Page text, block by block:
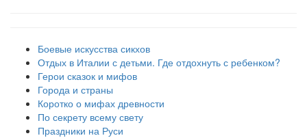
Боевые искусства сикхов
Отдых в Италии с детьми. Где отдохнуть с ребенком?
Герои сказок и мифов
Города и страны
Коротко о мифах древности
По секрету всему свету
Праздники на Руси